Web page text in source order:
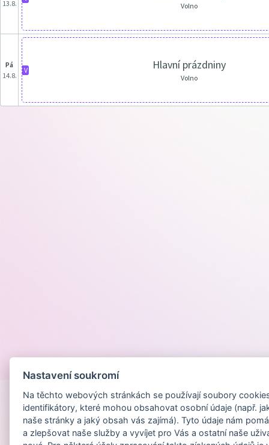
13.8.
Volno
pá
14.8.
V Hlavní prázdniny
Volno
Nastavení soukromí
Na těchto webových stránkách se používají soubory
identifikátory, které mohou obsahovat osobní údaje (např.
naše stránky a jaký obsah vás zajímá). Tyto údaje nám
a zlepšovat naše služby a vyvíjet pro Vás a ostatní naše